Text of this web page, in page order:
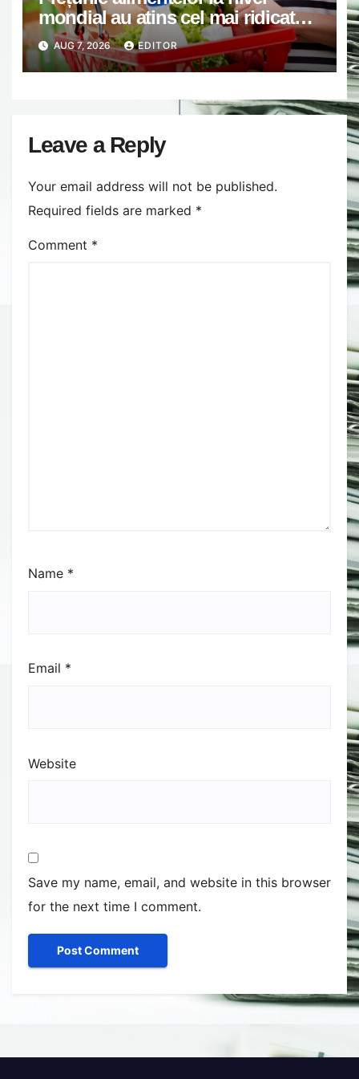
mondial au atins cel mai ridicat
nivel din ultimii peste trei ani. În
ultima lună, grâul s-a scumpit cel
mai mult (+5,8%), pe fondul
secetei, dar și al temerilor că
războiul din Ucraina va perturba
din nou exporturile prin Marea
Neagră.
AUG 7, 2026 EDITOR
Leave a Reply
Your email address will not be published.
Required fields are marked *
Comment *
Name *
Email *
Website
Save my name, email, and website in this browser
for the next time I comment.